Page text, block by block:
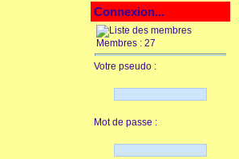
Connexion...
Membres : 27
Votre pseudo :
Mot de passe :